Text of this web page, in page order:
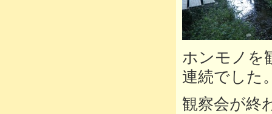
ホンモノを
連続でした
観察会が終